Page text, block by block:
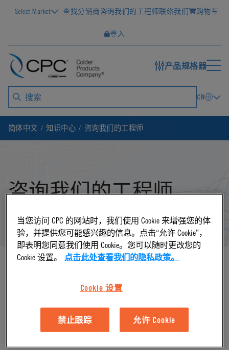
Select Market 查找分销商咨询我们的工程师联络我们 购物车
登入
产品规格器
CN
简体中文 知识中心 咨询我们的工程师
咨询我们的工程师
当您访问 CPC 的网站时，我们使用 Cookie 来增强您的体
验，并提供您可能感兴趣的信息。点击“允许 Cookie”，
即表明您同意我们使用 Cookie。您可以随时更改您的
Cookie 设置。
点击此处查看我们的隐私政策。
Cookie 设置
禁止跟踪 允许 Cookie